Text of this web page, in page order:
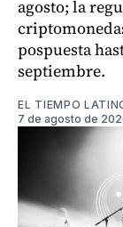
agosto; la
pospuesta
septiembre.
EL TIEMPO
7 de agosto de